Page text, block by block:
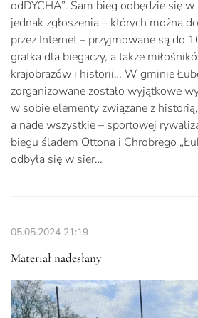
odDYCHA”. Sam bieg odbędzie się
jednak zgłoszenia – których można
przez Internet – przyjmowane są do
gratka dla biegaczy, a także
krajobrazów i historii… W gminie
zorganizowane zostało wyjątkowe
w sobie elementy związane z
a nade wszystkie – sportowej
biegu śladem Ottona i Chrobrego
odbyła się w sier…
05.05.2024 21:19
Materiał nadesłany